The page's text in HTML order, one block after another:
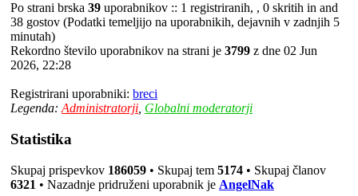
Po strani brska 39 uporabnikov :: 1 registriranih, , 0 skritih in and
38 gostov (Podatki temeljijo na uporabnikih, dejavnih v zadnjih 5
minutah)
Rekordno število uporabnikov na strani je 3799 z dne 02 Jun
2026, 22:28
Registrirani uporabniki: breci
Legenda:Administratorji, Globalni moderatorji
Statistika
Skupaj prispevkov 186059 • Skupaj tem 5174 • Skupaj članov
6321 • Nazadnje pridruženi uporabnik je AngelNak